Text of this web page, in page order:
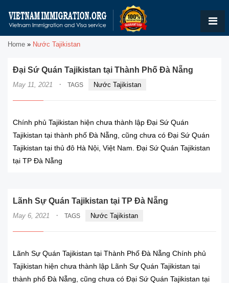
Home » Nước Tajikistan
Đại Sứ Quán Tajikistan tại Thành Phố Đà Nẵng
May 11, 2021 · TAGS Nước Tajikistan
Chính phủ Tajikistan hiện chưa thành lập Đại Sứ Quán
Tajikistan tại thành phố Đà Nẵng, cũng chưa có Đại Sứ Quán
Tajikistan tại thủ đô Hà Nội, Việt Nam. Đại Sứ Quán Tajikistan
tại TP Đà Nẵng
Lãnh Sự Quán Tajikistan tại TP Đà Nẵng
May 6, 2021 · TAGS Nước Tajikistan
Lãnh Sự Quán Tajikistan tại Thành Phố Đà Nẵng Chính phủ
Tajikistan hiện chưa thành lập Lãnh Sự Quán Tajikistan tại
thành phố Đà Nẵng, cũng chưa có Đại Sứ Quán Tajikistan tại